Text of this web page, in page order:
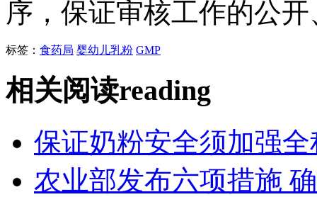
序，保证审核工作的公
标签： 食药局 婴幼儿乳粉 GMP
相关阅读reading
保证奶粉安全须加强
农业部发布六项措施